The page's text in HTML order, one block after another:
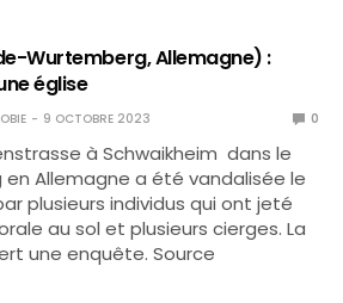
Wurtemberg, Allemagne) :
église
9 OCTOBRE 2023 0
à Schwaikheim dans le
Allemagne a été vandalisée le
plusieurs individus qui ont jeté
au sol et plusieurs cierges. La
une enquête. Source